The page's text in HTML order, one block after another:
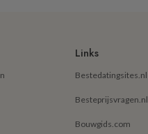
Links
Bestedatingsites.nl
Besteprijsvragen.nl
Bouwgids.com